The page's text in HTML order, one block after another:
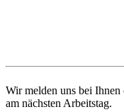
Wir melden uns bei Ihnen
am nächsten Arbeitstag.